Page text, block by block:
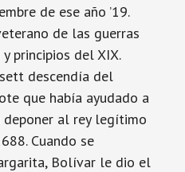
de ese año ’19.
de las guerras
principios del XIX.
descendía del
que había ayudado a
al rey legítimo
Cuando se
Bolívar le dio el